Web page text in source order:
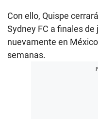
Con ello, Quispe
Sydney FC a finales
nuevamente en
semanas.